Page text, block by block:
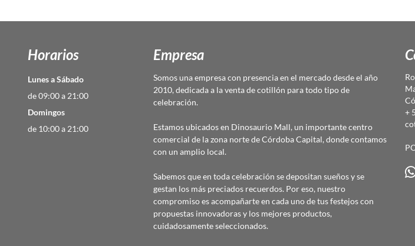
Horarios
Lunes a Sábado
de 09:00 a 21:00
Domingos
de 10:00 a 21:00
Empresa
Somos una empresa con presencia en el mercado desde el año
2010, dedicada a la venta de cotillón para todo tipo de
celebración.
Estamos ubicados en Dinosaurio Mall, un importante centro
comercial de la zona norte de Córdoba Capital, donde contamos
con un amplio local.
Sabemos que en toda celebración se depositan sueños y se
gestan los más preciados recuerdos. Por eso, nuestro
compromiso es acompañarte en cada uno de tus festejos con
propuestas innovadoras y los mejores productos,
cuidadosamente seleccionados.
+